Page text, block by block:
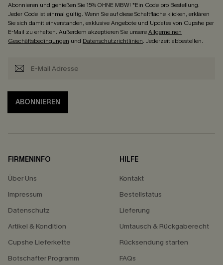
Abonnieren und genießen Sie 15% OHNE MBW! *Ein Code pro Bestellung.
Jeder Code ist einmal gültig. Wenn Sie auf diese Schaltfläche klicken, erklären
Sie sich damit einverstanden, exklusive Angebote und Updates von Cupshe per
E-Mail zu erhalten. Außerdem akzeptieren Sie unsereAllgemeinen
Geschäftsbedingungen und Datenschutzrichtlinien. Jederzeit abbestellen.
ABONNIEREN
FIRMENINFO
Über Uns
Impressum
Datenschutz
Artikel & Kondition
Cupshe Lieferkette
Botschafter Programm
HILFE
Kontakt
Bestellstatus
Lieferung
Umtausch & Rückgaberecht
Rücksendung starten
FAQs